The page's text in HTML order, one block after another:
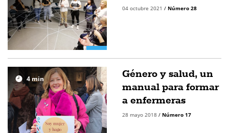
04 octubre 2021 / Número 28
4min
Género y salud, un
manual para formar
a enfermeras
28 mayo 2018 / Número 17